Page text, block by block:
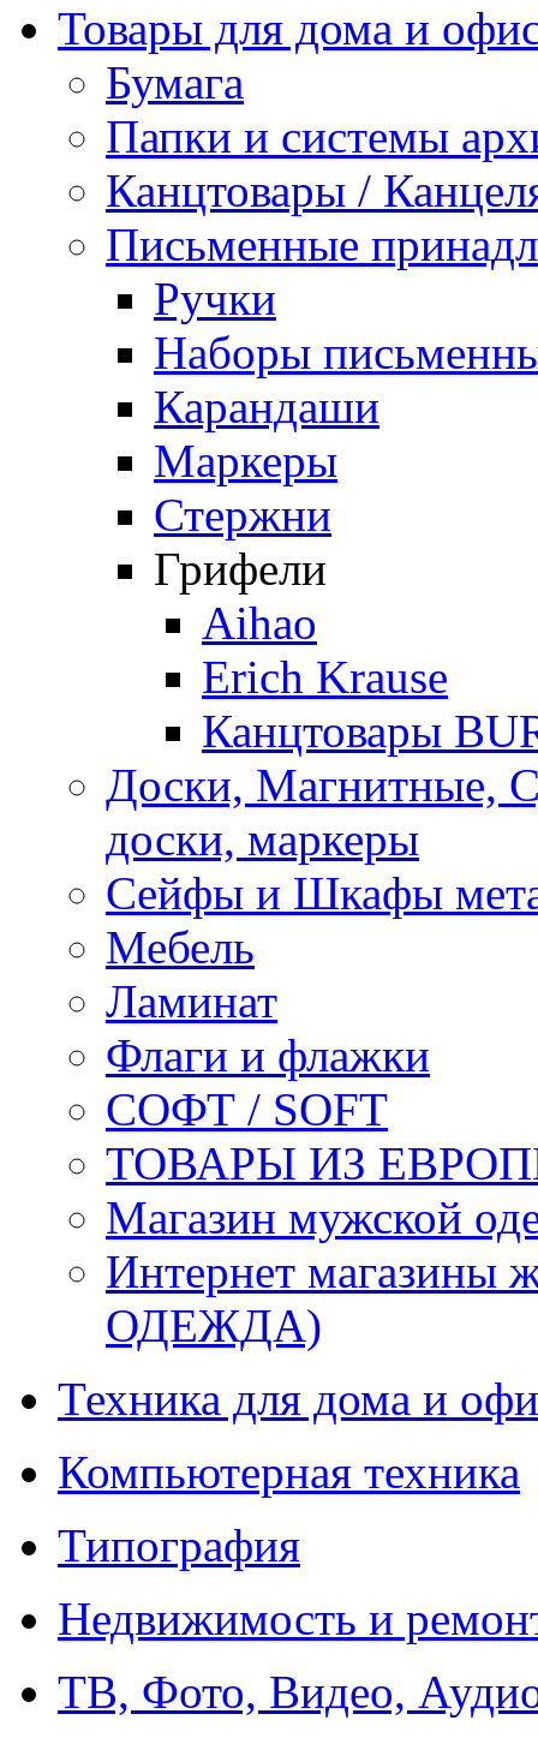
Товары для дома и
Бумага
Папки и системы
Канцтовары /
Письменные
Ручки
Наборы
Карандаши
Маркеры
Стержни
Грифели
Aihao
Erich Krause
Канцтовары
Доски, Магнитные,
доски, маркеры
Сейфы и Шкафы
Мебель
Ламинат
Флаги и флажки
СОФТ / SOFT
ТОВАРЫ ИЗ
Магазин мужской
Интернет
ОДЕЖДА)
Техника для дома и
Компьютерная техника
Типография
Недвижимость и
ТВ, Фото, Видео,